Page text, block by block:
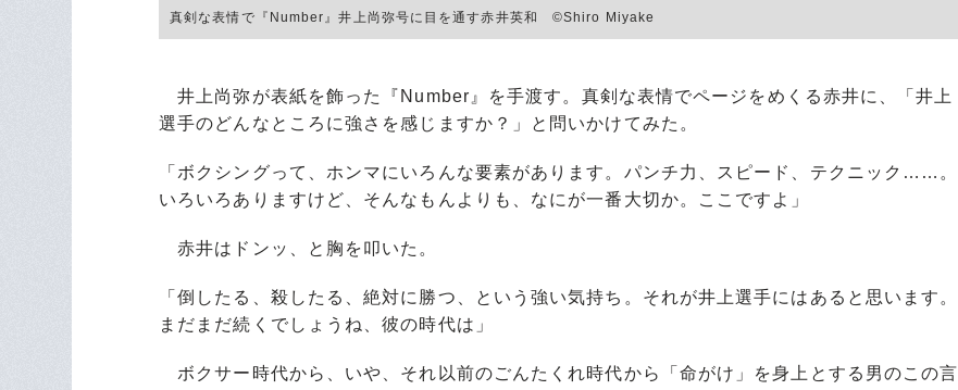
真剣な表情で『Number』井上尚弥号に目を通す赤井英和 ©Shiro Miyake
井上尚弥が表紙を飾った『Number』を手渡す。真剣な表情でページをめくる赤井に、「井上
選手のどんなところに強さを感じますか？」と問いかけてみた。
「ボクシングって、ホンマにいろんな要素があります。パンチ力、スピード、テクニック……。
いろいろありますけど、そんなもんよりも、なにが一番大切か。ここですよ」
赤井はドンッ、と胸を叩いた。
「倒したる、殺したる、絶対に勝つ、という強い気持ち。それが井上選手にはあると思います。
まだまだ続くでしょうね、彼の時代は」
ボクサー時代から、いや、それ以前のごんたくれ時代から「命がけ」を身上とする男のこの言